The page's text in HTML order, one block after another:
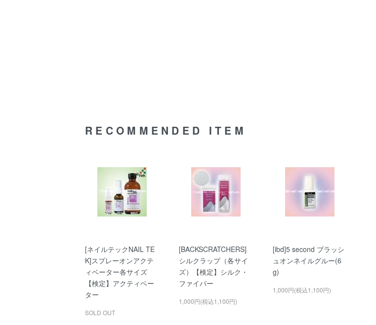
RECOMMENDED ITEM
[ネイルテックNAIL TE
K]スプレーオンアクテ
ィベーター各サイズ
【検定】アクティベー
ター
SOLD OUT
[BACKSCRATCHERS]
シルクラップ（各サイ
ズ）【検定】シルク・
ファイバー
1,000円(税込1,100円)
[ibd]5 second ブラッシ
ュオンネイルグルー(6
g)
1,000円(税込1,100円)